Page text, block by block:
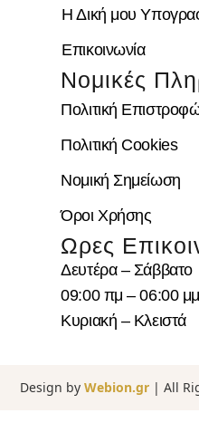
Η Δική μου
Επικοινωνία
Νομικές
Πολιτική
Πολιτική Cookies
Νομική Σημείωση
Όροι Χρήσης
Ωρες
Δευτέρα – Σάββατο
09:00 πμ – 06:00
Κυριακή – Κλειστά
Design byWebion.gr | All